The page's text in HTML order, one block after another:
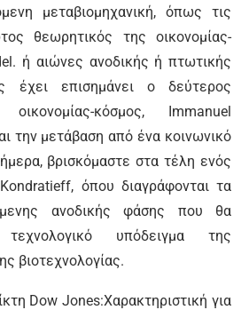
μεταβιομηχανική, όπως τις
θεωρητικός της οικονομίας-
ή αιώνες ανοδικής ή πτωτικής
έχει επισημάνει ο δεύτερος
κόσμος, Immanuel
την μετάβαση από ένα κοινωνικό
βρισκόμαστε στα τέλη ενός
όπου διαγράφονται τα
ανοδικής φάσης που θα
υπόδειγμα της
βιοτεχνολογίας.
Dow Jones:Χαρακτηριστική για